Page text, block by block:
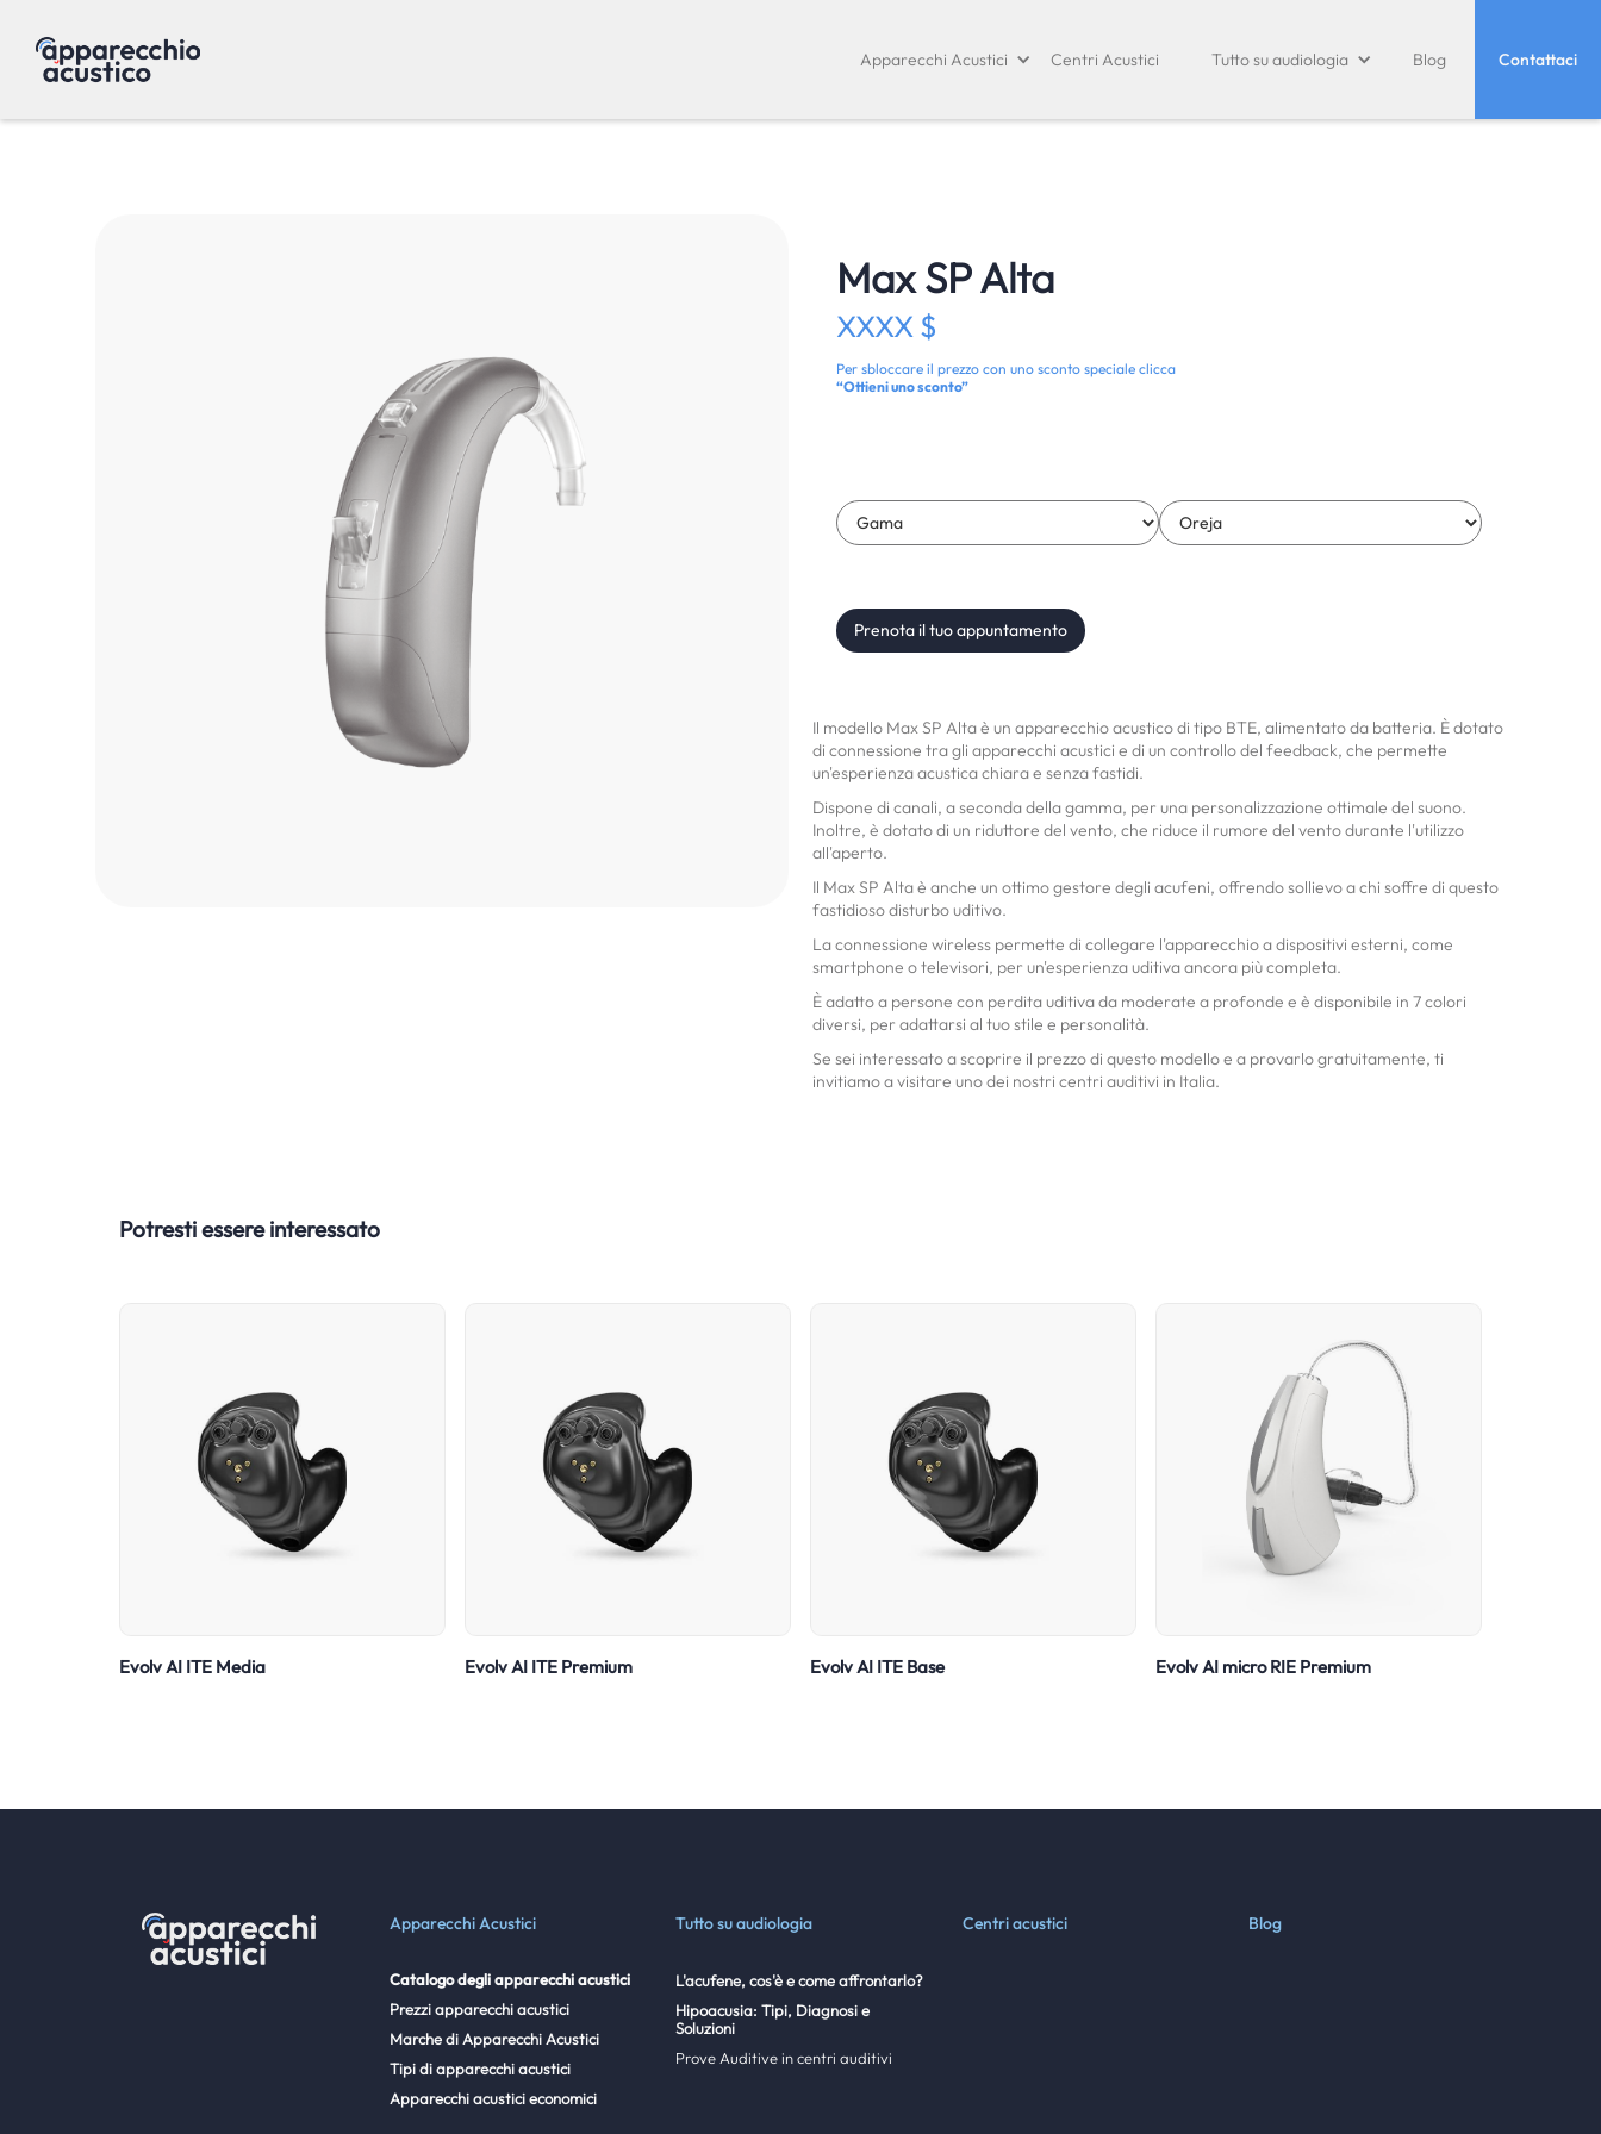
Apparecchi Acustici Centri Acustici Tutto su audiologia Blog Contattaci
Max SP Alta
XXXX $
Per sbloccare il prezzo con uno sconto speciale clicca
“Ottieni uno sconto”
Prenota il tuo appuntamento
Il modello Max SP Alta è un apparecchio acustico di tipo BTE, alimentato da batteria. È dotato
di connessione tra gli apparecchi acustici e di un controllo del feedback, che permette
un'esperienza acustica chiara e senza fastidi.
Dispone di canali, a seconda della gamma, per una personalizzazione ottimale del suono.
Inoltre, è dotato di un riduttore del vento, che riduce il rumore del vento durante l'utilizzo
all'aperto.
Il Max SP Alta è anche un ottimo gestore degli acufeni, offrendo sollievo a chi soffre di questo
fastidioso disturbo uditivo.
La connessione wireless permette di collegare l'apparecchio a dispositivi esterni, come
smartphone o televisori, per un'esperienza uditiva ancora più completa.
È adatto a persone con perdita uditiva da moderate a profonde e è disponibile in 7 colori
diversi, per adattarsi al tuo stile e personalità.
Se sei interessato a scoprire il prezzo di questo modello e a provarlo gratuitamente, ti
invitiamo a visitare uno dei nostri centri auditivi in Italia.
Potresti essere interessato
Evolv AI ITE Media Evolv AI ITE Premium Evolv AI ITE Base Evolv AI micro RIE Premium
Apparecchi Acustici
Catalogo degli apparecchi acustici
Prezzi apparecchi acustici
Marche di Apparecchi Acustici
Tipi di apparecchi acustici
Apparecchi acustici economici
Tutto su audiologia
L'acufene, cos'è e come affrontarlo?
Hipoacusia: Tipi, Diagnosi e
Soluzioni
Prove Auditive in centri auditivi
Centri acustici Blog